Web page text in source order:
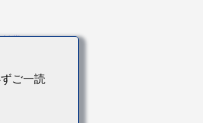
低背
ご一読